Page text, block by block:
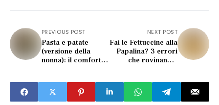
PREVIOUS POST
Pasta e patate
(versione della
nonna): il comfort
NEXT POST
Fai le Fettuccine alla
Papalina? 3 errori
che rovinano il